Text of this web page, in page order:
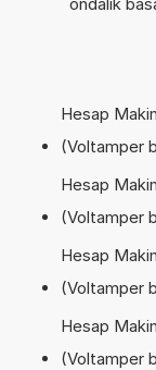
Hesap
(Voltamper
Hesap
(Voltamper
Hesap
(Voltamper
Hesap
(Voltamper